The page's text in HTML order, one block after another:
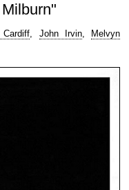
, John Irvin,
Melvyn